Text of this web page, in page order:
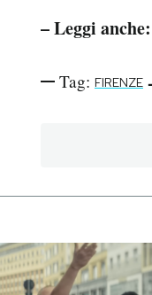
– Leggi anche:
Tag: FIRENZE -